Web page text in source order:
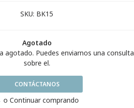
SKU: BK15
Agotado
agotado. Puedes enviarnos una consulta
sobre el.
CONTÁCTANOS
o Continuar comprando